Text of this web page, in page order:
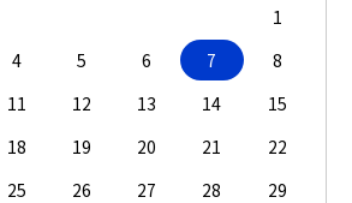
1
4 5 6 7
8
11 12 13 14
15
18 19 20 21
22
25 26 27 28
29